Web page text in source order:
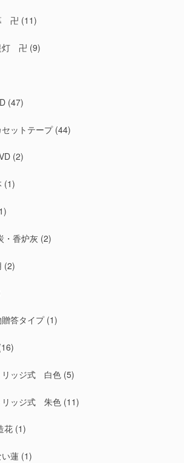
卍 (11)
灯 卍 (9)
(47)
ットテープ(44)
(2)
(1)
・香炉灰 (2)
(2)
答タイプ(1)
リッジ式 白色(5)
リッジ式 朱色(11)
花 (1)
蓮(1)